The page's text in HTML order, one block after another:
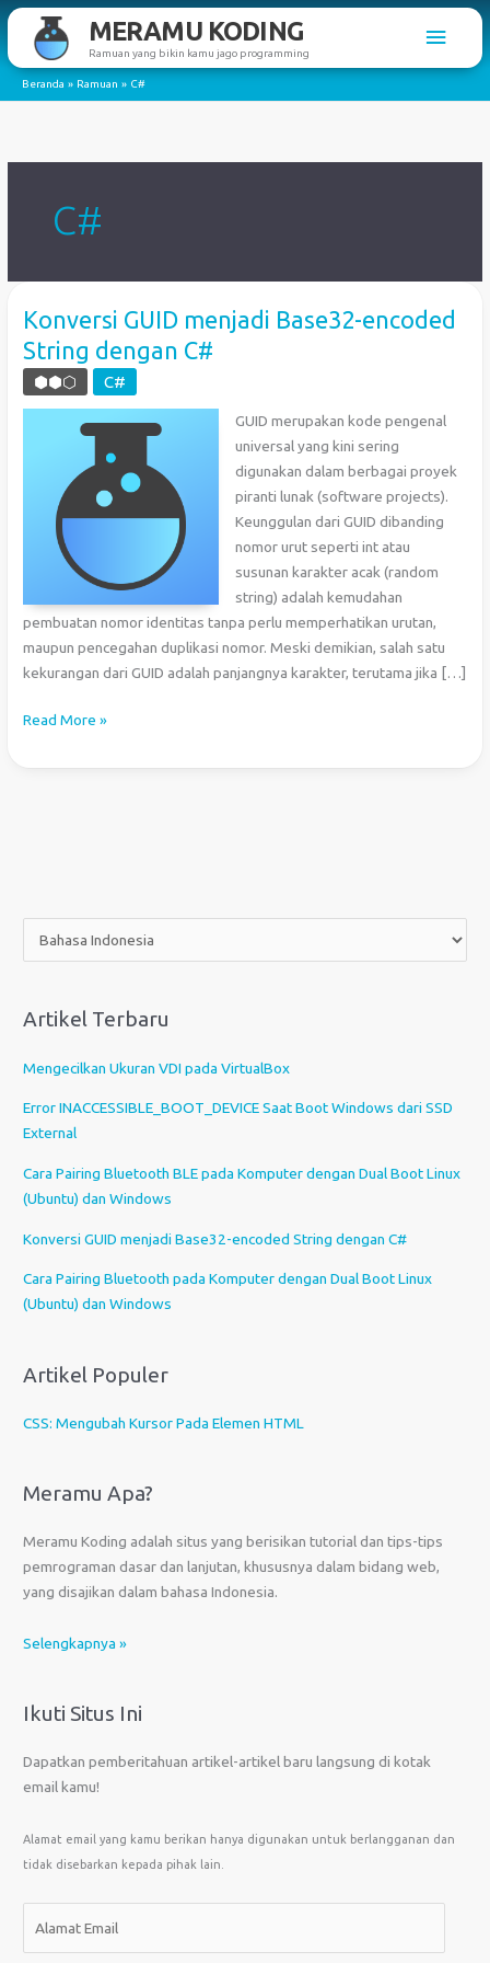
Lewati
konten
MERAMU KODING
Ramuan yang bikin kamu jago programming
Menu
Beranda Ramuan C#
C#
Konversi GUID menjadi Base32-encoded
String dengan C#
⬢⬢⬡ C#
GUID merupakan kode pengenal
universal yang kini sering
digunakan dalam berbagai proyek
piranti lunak (software projects).
Keunggulan dari GUID dibanding
nomor urut seperti int atau
susunan karakter acak (random
string) adalah kemudahan
pembuatan nomor identitas tanpa perlu memperhatikan urutan,
maupun pencegahan duplikasi nomor. Meski demikian, salah satu
kekurangan dari GUID adalah panjangnya karakter, terutama jika […]
Konversi
menjadi
Read More »
h
e
b
u
h
b
a
a
s
Artikel Terbaru
Mengecilkan Ukuran VDI pada VirtualBox
Error INACCESSIBLE_BOOT_DEVICE Saat Boot Windows dari SSD
External
Cara Pairing Bluetooth BLE pada Komputer dengan Dual Boot Linux
(Ubuntu) dan Windows
Konversi GUID menjadi Base32-encoded String dengan C#
Cara Pairing Bluetooth pada Komputer dengan Dual Boot Linux
(Ubuntu) dan Windows
Artikel Populer
CSS: Mengubah Kursor Pada Elemen HTML
Meramu Apa?
Meramu Koding adalah situs yang berisikan tutorial dan tips-tips
pemrograman dasar dan lanjutan, khususnya dalam bidang web,
yang disajikan dalam bahasa Indonesia.
Selengkapnya »
Ikuti Situs Ini
Dapatkan pemberitahuan artikel-artikel baru langsung di kotak
email kamu!
Alamat email yang kamu berikan hanya digunakan untuk berlangganan dan
tidak disebarkan kepada pihak lain.